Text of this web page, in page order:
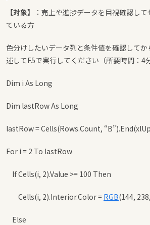
【対象】
：売上や進捗データを目視確認し
ている方
色分けしたいデータ列と条件値を確認して
述してF5で実行してください（所要時間：4
Dim i As Long
Dim lastRow As Long
lastRow = Cells(Rows.Count,
For i = 2 To lastRow
If Cells(i, 2).Value >= 100 Then
Cells(i, 2).Interior.Color = RGB(144,
Else